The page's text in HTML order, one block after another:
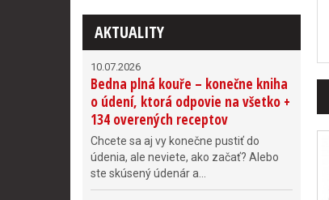
AKTUALITY
10.07.2026
Bedna plná kouře – konečne kniha
o údení, ktorá odpovie na všetko +
134 overených receptov
Chcete sa aj vy konečne pustiť do
údenia, ale neviete, ako začať? Alebo
ste skúsený údenár a...